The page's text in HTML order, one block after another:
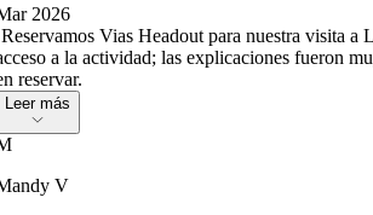
2026
Vias Headout para nuestra visita
a la actividad; las explicaciones fueron
reservar.
Leer más
V